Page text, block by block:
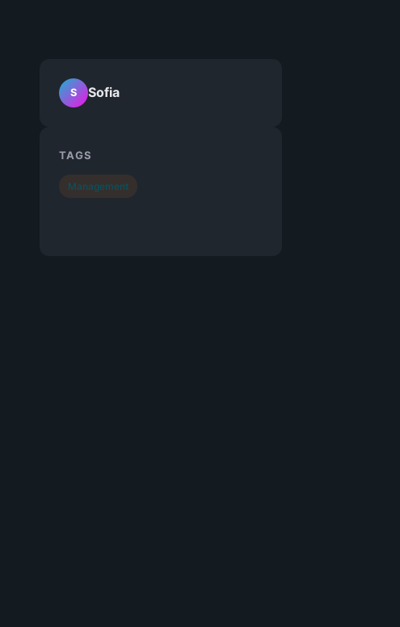
S Sofia
TAGS
Management